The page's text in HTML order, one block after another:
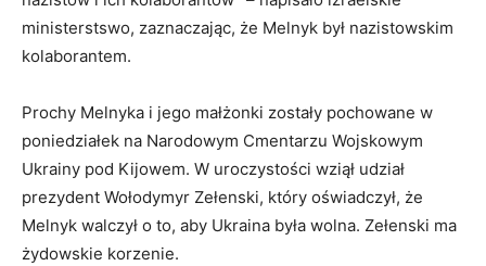
ministerstswo, zaznaczając, że Melnyk był nazistowskim
kolaborantem.
Prochy Melnyka i jego małżonki zostały pochowane w
poniedziałek na Narodowym Cmentarzu Wojskowym
Ukrainy pod Kijowem. W uroczystości wziął udział
prezydent Wołodymyr Zełenski, który oświadczył, że
Melnyk walczył o to, aby Ukraina była wolna. Zełenski ma
żydowskie korzenie.